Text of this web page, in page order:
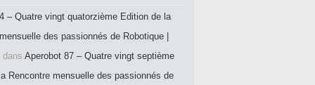
– Quatre vingt quatorzième Edition de la
des passionnés de Robotique |
dans Aperobot 87 – Quatre vingt septième
Rencontre mensuelle des passionnés de